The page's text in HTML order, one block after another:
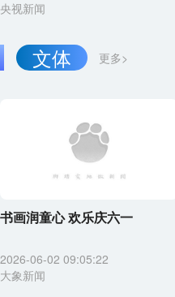
央视新闻
更多>
文体
书画润童心 欢乐庆六一
2026-06-02 09:05:22
大象新闻